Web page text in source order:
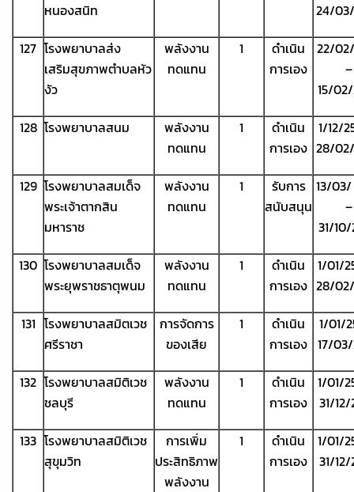
หนองสนิท
24/
127 โรงพยาบาลส่ง
เสริมสุขภาพตำบลหัว
งัว
พลังงาน
ทดแทน
1
ดำเนิน
การเอง
22/
–
15/
128 โรงพยาบาลสนม
พลังงาน
ทดแทน
1
ดำเนิน
การเอง
1/12/
28/
129 โรงพยาบาลสมเด็จ
พระเจ้าตากสิน
มหาราช
พลังงาน
ทดแทน
1
รับการ
สนับสนุน
13/
–
31/
130 โรงพยาบาลสมเด็จ
พระยุพราชธาตุพนม
พลังงาน
ทดแทน
1
ดำเนิน
การเอง
1/01/
28/
131 โรงพยาบาลสมิตเวช
ศรีราชา
การจัดการ
ของเสีย
1
ดำเนิน
การเอง
1/01/
17/
132 โรงพยาบาลสมิติเวช
ชลบุรี
พลังงาน
ทดแทน
1
ดำเนิน
การเอง
1/01/
31/
133 โรงพยาบาลสมิติเวช
สุขุมวิท
การเพิ่ม
ประสิทธิภาพ
พลังงาน
1
ดำเนิน
การเอง
1/01/
31/